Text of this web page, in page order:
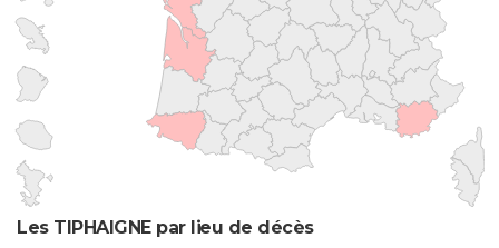
Les TIPHAIGNE par lieu de décès